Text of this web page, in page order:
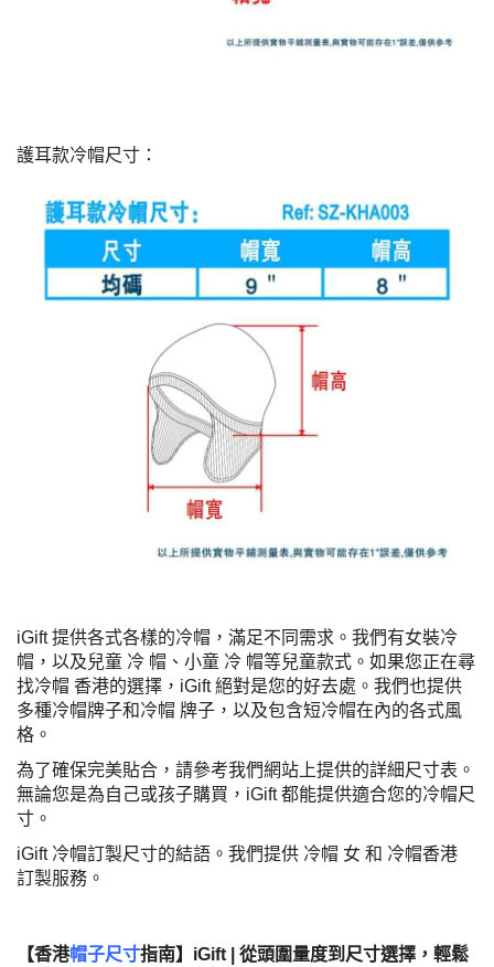
護耳款冷帽尺寸：
iGift 提供各式各樣的冷帽，滿足不同需求。我們有女裝冷
帽，以及兒童 冷 帽、小童 冷 帽等兒童款式。如果您正在尋
找冷帽 香港的選擇，iGift 絕對是您的好去處。我們也提供
多種冷帽牌子和冷帽 牌子，以及包含短冷帽在內的各式風
格。
為了確保完美貼合，請參考我們網站上提供的詳細尺寸表。
無論您是為自己或孩子購買，iGift 都能提供適合您的冷帽尺
寸。
iGift 冷帽訂製尺寸的結語。我們提供 冷帽 女 和 冷帽香港
訂製服務。
【香港帽子尺寸指南】iGift | 從頭圍量度到尺寸選擇，輕鬆